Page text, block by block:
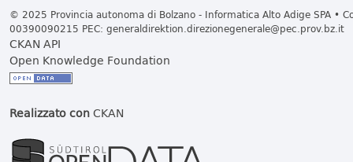
© 2025 Provincia autonoma di Bolzano - Informatica Alto Adige SPA •
00390090215 PEC: generaldirektion.direzionegenerale@pec.prov.bz.it
CKAN API
Open Knowledge Foundation
Realizzato conCKAN